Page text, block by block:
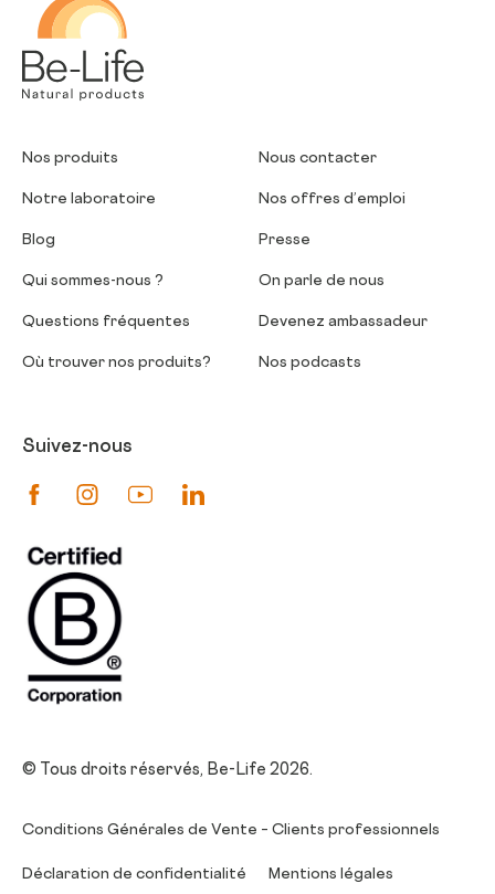
Nos produits
Notre laboratoire
Blog
Qui sommes-nous ?
Questions fréquentes
Où trouver nos produits?
Nous contacter
Nos offres d’emploi
Presse
On parle de nous
Devenez ambassadeur
Nos podcasts
Suivez-nous
Suivez-nous sur Facebook
Suivez-nous sur Instagram
Suivez-nous sur Youtube
© Tous droits réservés, Be-Life 2026.
Conditions Générales de Vente – Clients professionnels
Déclaration de confidentialité Mentions légales